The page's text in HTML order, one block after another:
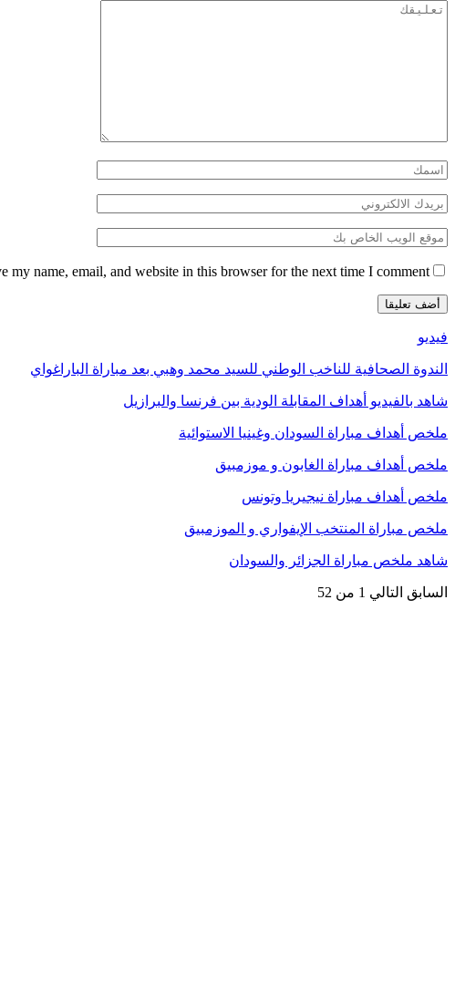
my name, email, and website in this browser for the next time I comment.
فيديو
الندوة الصحافية للناخب الوطني للسيد محمد وهبي بعد مباراة الباراغواي
شاهد بالفيديو أهداف المقابلة الودية بين فرنسا والبرازيل
ملخص أهداف مباراة السودان وغينيا الاستوائية
ملخص أهداف مباراة الغابون و موزمبيق
ملخص أهداف مباراة نيجيريا وتونس
ملخص مباراة المنتخب الإيفواري و الموزمبيق
شاهد ملخص مباراة الجزائر والسودان
السابق التالي 1 من 52